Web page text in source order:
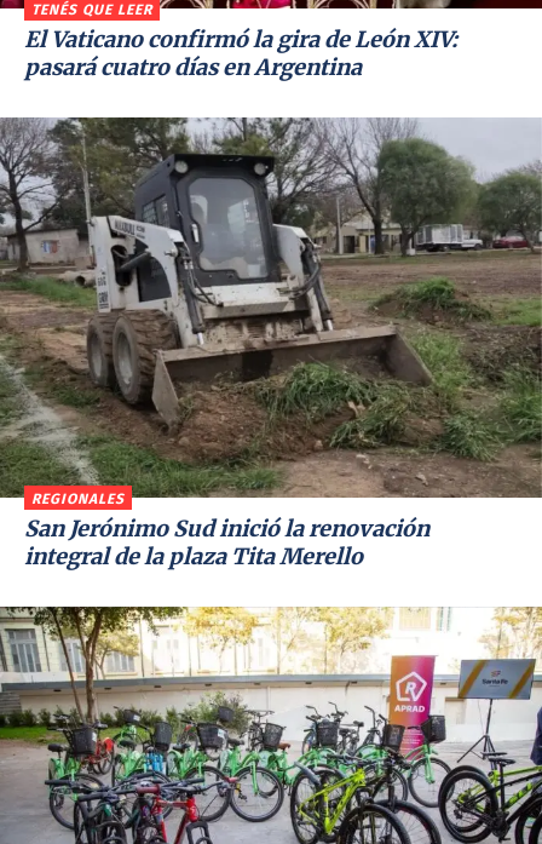
TENÉS QUE LEER
El Vaticano confirmó la gira de León XIV:
pasará cuatro días en Argentina
REGIONALES
San Jerónimo Sud inició la renovación
integral de la plaza Tita Merello